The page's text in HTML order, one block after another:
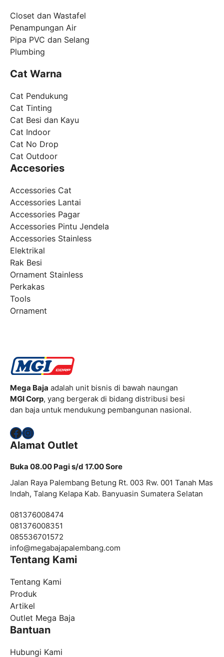
Closet dan Wastafel
Penampungan Air
Pipa PVC dan Selang
Plumbing
Cat Warna
Cat Pendukung
Cat Tinting
Cat Besi dan Kayu
Cat Indoor
Cat No Drop
Cat Outdoor
Accesories
Accessories Cat
Accessories Lantai
Accessories Pagar
Accessories Pintu Jendela
Accessories Stainless
Elektrikal
Rak Besi
Ornament Stainless
Perkakas
Tools
Ornament
Mega Baja adalah unit bisnis di bawah naungan
MGI Corp, yang bergerak di bidang distribusi besi
dan baja untuk mendukung pembangunan nasional.
Facebook
Instagram
Alamat Outlet
Buka 08.00 Pagi s/d 17.00 Sore
Jalan Raya Palembang Betung Rt. 003 Rw. 001 Tanah Mas
Indah, Talang Kelapa Kab. Banyuasin Sumatera Selatan
081376008474
081376008351
085536701572
info@megabajapalembang.com
Tentang Kami
Tentang Kami
Produk
Artikel
Outlet Mega Baja
Bantuan
Hubungi Kami